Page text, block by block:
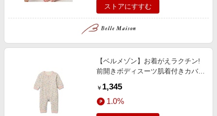
ストアにすすむ
【ベルメゾン】お着がえラクチン!
前開きボディスーツ肌着付きカバー
パジャマ 長袖】
￥ 1,345
1.0%